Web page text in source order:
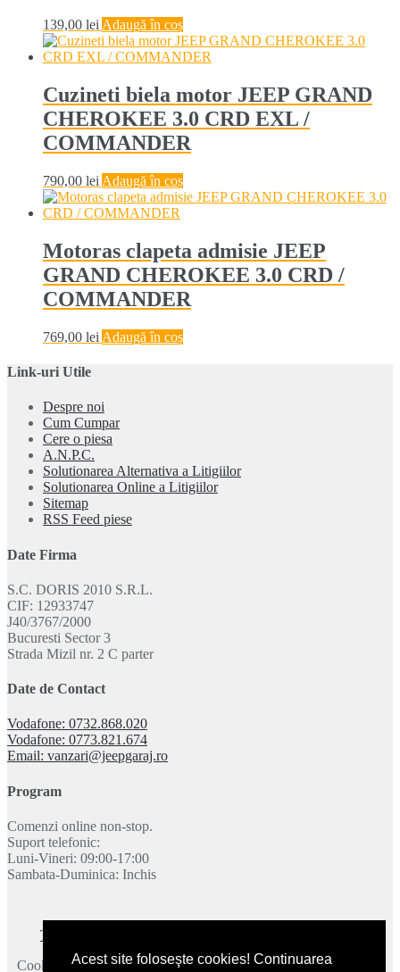
Acest site foloseşte cookies! Continuarea
139,00 lei Adaugă în coș
Cuzineti biela motor JEEP GRAND
CHEROKEE 3.0 CRD EXL /
COMMANDER
790,00 lei Adaugă în coș
Motoras clapeta admisie JEEP
GRAND CHEROKEE 3.0 CRD /
COMMANDER
769,00 lei Adaugă în coș
Link-uri Utile
Despre noi
Cum Cumpar
Cere o piesa
A.N.P.C.
Solutionarea Alternativa a Litigiilor
Solutionarea Online a Litigiilor
Sitemap
RSS Feed piese
Date Firma
S.C. DORIS 2010 S.R.L.
CIF: 12933747
J40/3767/2000
Bucuresti Sector 3
Strada Mizil nr. 2 C parter
Date de Contact
Vodafone: 0732.868.020
Vodafone: 0773.821.674
Email: vanzari@jeepgaraj.ro
Program
Comenzi online non-stop.
Suport telefonic:
Luni-Vineri: 09:00-17:00
Sambata-Duminica: Inchis
Termeni si conditii
Cookie-urile ne ajuta sa oferim serviciile noastre. Utilizand aceste